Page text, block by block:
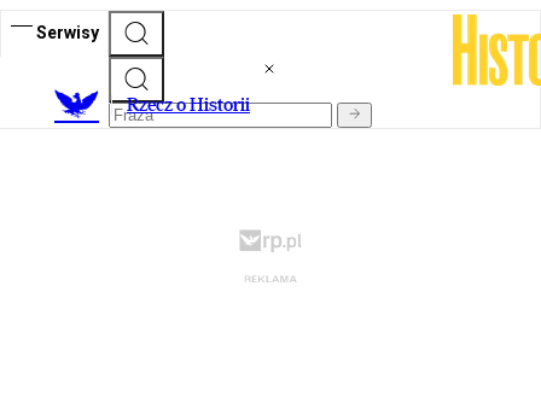
Serwisy
Rzecz o Historii